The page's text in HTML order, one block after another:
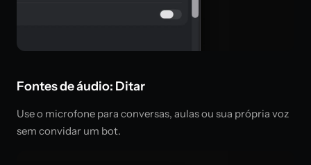
Fontes de áudio: Ditar
Use o microfone para conversas, aulas ou sua própria voz
sem convidar um bot.